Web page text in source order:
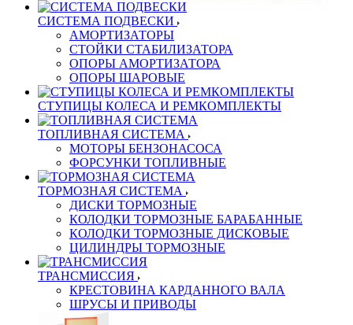
СИСТЕМА ПОДВЕСКИ
АМОРТИЗАТОРЫ
СТОЙКИ СТАБИЛИЗАТОРА
ОПОРЫ АМОРТИЗАТОРА
ОПОРЫ ШАРОВЫЕ
СТУПИЦЫ КОЛЕСА И РЕМКОМПЛЕКТЫ
ТОПЛИВНАЯ СИСТЕМА
МОТОРЫ БЕНЗОНАСОСА
ФОРСУНКИ ТОПЛИВНЫЕ
ТОРМОЗНАЯ СИСТЕМА
ДИСКИ ТОРМОЗНЫЕ
КОЛОДКИ ТОРМОЗНЫЕ БАРАБАННЫЕ
КОЛОДКИ ТОРМОЗНЫЕ ДИСКОВЫЕ
ЦИЛИНДРЫ ТОРМОЗНЫЕ
ТРАНСМИССИЯ
КРЕСТОВИНА КАРДАННОГО ВАЛА
ШРУСЫ И ПРИВОДЫ